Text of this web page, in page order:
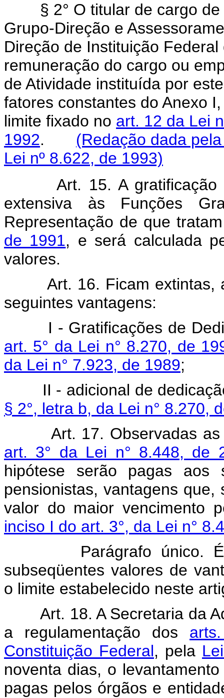
§ 2° O titular de cargo
Grupo-Direção e
Direção de Instituição
remuneração do cargo ou
de Atividade instituída por
fatores constantes do Anexo
limite fixado no art. 12 da Lei
1992. (Redação dada
Lei nº 8.622, de 1993)
Art. 15. A
extensiva às Funções
Representação de que
de 1991, e será calculada
valores.
Art. 16. Ficam extintas,
seguintes vantagens:
I - Gratificações de
art. 5° da Lei n° 8.270, de
da Lei n° 7.923, de 1989;
II - adicional de
§ 2°, letra b, da Lei n° 8.270,
Art. 17. Observadas
art. 3° da Lei n° 8.448, de
hipótese serão pagas aos
pensionistas, vantagens
valor do maior vencimento
inciso I do art. 3°, da Lei n°
Parágrafo único.
subseqüentes valores de
o limite estabelecido neste
Art. 18. A Secretaria da
a regulamentação dos
Constituição Federal, pela
noventa dias, o
pagas pelos órgãos e